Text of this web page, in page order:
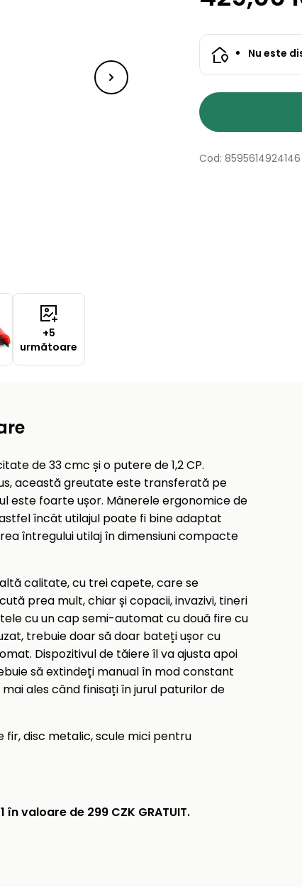
+5
următoare
Nu este
Cod: 8595614924146
de 33 cmc și o putere de 1,2 CP.
această greutate este transferată pe
este foarte ușor. Mânerele ergonomice de
încât utilajul poate fi bine adaptat
întregului utilaj în dimensiuni compacte
calitate, cu trei capete, care se
prea mult, chiar și copacii, invazivi, tineri
cu un cap semi-automat cu două fire cu
trebuie doar să doar bateți ușor cu
Dispozitivul de tăiere îl va ajusta apoi
să extindeți manual în mod constant
ales când finisați în jurul paturilor de
fir, disc metalic, scule mici pentru
valoare de 299 CZK GRATUIT.